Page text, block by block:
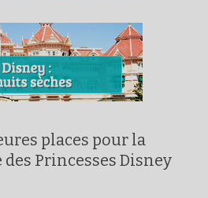
places pour la
des Princesses Disney